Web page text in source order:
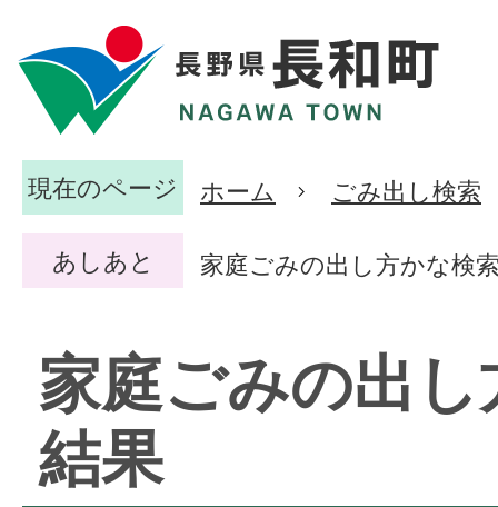
現在のページ ホーム ごみ出し検索
あしあと 家庭ごみの出し方かな検
家庭ごみの出
結果